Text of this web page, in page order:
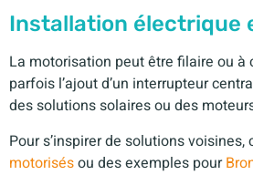
Installation électrique
La motorisation peut être filaire ou à
parfois l’ajout d’un interrupteur
des solutions solaires ou des
Pour s’inspirer de solutions
motorisésou des exemples pour